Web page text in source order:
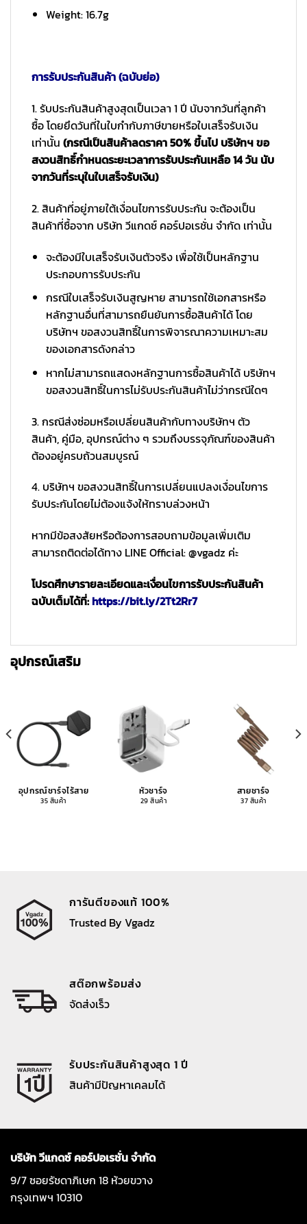
Weight: 16.7g
การรับประกันสินค้า (ฉบับย่อ)
1. รับประกันสินค้าสูงสุดเป็นเวลา 1 ปี นับจากวันที่ลูกค้า
ซื้อ โดยยึดวันที่ในใบกำกับภาษีขายหรือใบเสร็จรับเงิน
เท่านั้น (กรณีเป็นสินค้าลดราคา 50% ขึ้นไป บริษัทฯ ขอ
สงวนสิทธิ์กำหนดระยะเวลาการรับประกันเหลือ 14 วัน นับ
จากวันที่ระบุในใบเสร็จรับเงิน)
2. สินค้าที่อยู่ภายใต้เงื่อนไขการรับประกัน จะต้องเป็น
สินค้าที่ซื้อจาก บริษัท วีแกดซ์ คอร์ปอเรชั่น จำกัด เท่านั้น
จะต้องมีใบเสร็จรับเงินตัวจริง เพื่อใช้เป็นหลักฐาน
ประกอบการรับประกัน
กรณีใบเสร็จรับเงินสูญหาย สามารถใช้เอกสารหรือ
หลักฐานอื่นที่สามารถยืนยันการซื้อสินค้าได้ โดย
บริษัทฯ ขอสงวนสิทธิ์ในการพิจารณาความเหมาะสม
ของเอกสารดังกล่าว
หากไม่สามารถแสดงหลักฐานการซื้อสินค้าได้ บริษัทฯ
ขอสงวนสิทธิ์ในการไม่รับประกันสินค้าไม่ว่ากรณีใดๆ
3. กรณีส่งซ่อมหรือเปลี่ยนสินค้ากับทางบริษัทฯ ตัว
สินค้า, คู่มือ, อุปกรณ์ต่าง ๆ รวมถึงบรรจุภัณฑ์ของสินค้า
ต้องอยู่ครบถ้วนสมบูรณ์
4. บริษัทฯ ขอสงวนสิทธิ์ในการเปลี่ยนแปลงเงื่อนไขการ
รับประกันโดยไม่ต้องแจ้งให้ทราบล่วงหน้า
หากมีข้อสงสัยหรือต้องการสอบถามข้อมูลเพิ่มเติม
สามารถติดต่อได้ทาง LINE Official: @vgadz ค่ะ
โปรดศึกษารายละเอียดและเงื่อนไขการรับประกันสินค้า
ฉบับเต็มได้ที่:https://bit.ly/2Tt2Rr7
อุปกรณ์เสริม
อุปกรณ์ชาร์จไร้สาย
35 สินค้า
หัวชาร์จ
29 สินค้า
สายชาร์จ
37 สินค้า
การันตีของแท้ 100%
Trusted By Vgadz
สต๊อกพร้อมส่ง
จัดส่งเร็ว
รับประกันสินค้าสูงสุด 1 ปี
สินค้ามีปัญหาเคลมได้
บริษัท วีแกดซ์ คอร์ปอเรชั่น จำกัด
9/7 ซอยรัชดาภิเษก 18 ห้วยขวาง
กรุงเทพฯ 10310